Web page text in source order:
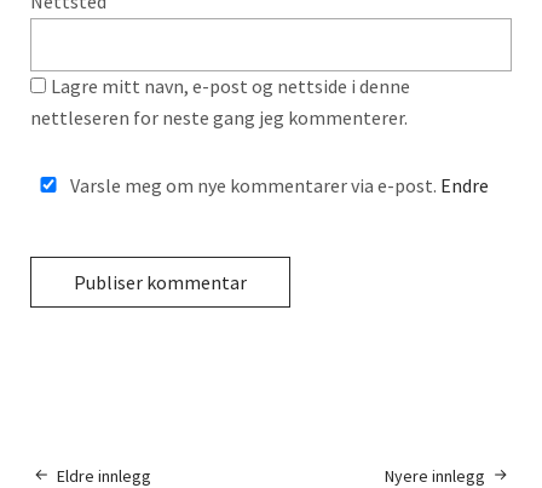
Lagre mitt navn, e-post og nettside i denne
nettleseren for neste gang jeg kommenterer.
Varsle meg om nye kommentarer via e-post. Endre
Eldre innlegg Nyere innlegg